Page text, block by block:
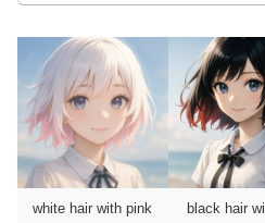
white hair with pink
black hair